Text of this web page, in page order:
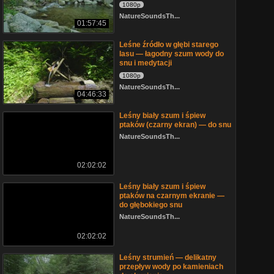
01:57:45
1080p
NatureSoundsTh...
04:46:33
Leśne źródło w głębi starego
lasu — łagodny szum wody do
snu i medytacji
1080p
NatureSoundsTh...
02:02:02
Leśny biały szum i śpiew
ptaków (czarny ekran) — do snu
NatureSoundsTh...
02:02:02
Leśny biały szum i śpiew
ptaków na czarnym ekranie —
do głębokiego snu
NatureSoundsTh...
Leśny strumień — delikatny
przepływ wody po kamieniach